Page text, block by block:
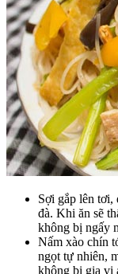
Sợi gắp lên tơi,
đà. Khi ăn sẽ
không bị ngấy
Nấm xào chín
ngọt tự nhiên,
không bị gia vị